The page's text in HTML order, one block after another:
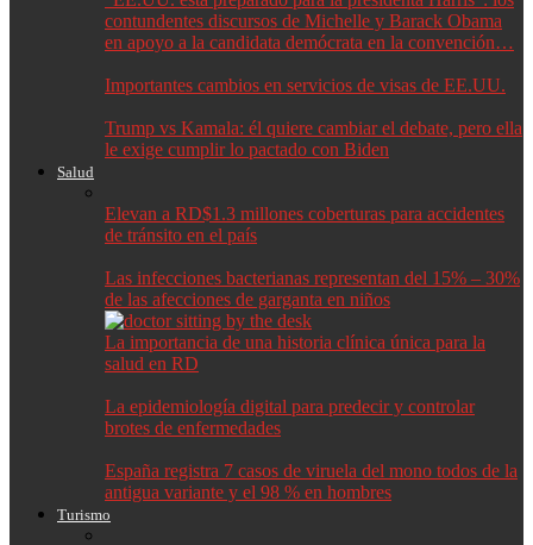
contundentes discursos de Michelle y Barack Obama
en apoyo a la candidata demócrata en la convención…
Importantes cambios en servicios de visas de EE.UU.
Trump vs Kamala: él quiere cambiar el debate, pero ella
le exige cumplir lo pactado con Biden
Salud
Elevan a RD$1.3 millones coberturas para accidentes
de tránsito en el país
Las infecciones bacterianas representan del 15% – 30%
de las afecciones de garganta en niños
La importancia de una historia clínica única para la
salud en RD
La epidemiología digital para predecir y controlar
brotes de enfermedades
España registra 7 casos de viruela del mono todos de la
antigua variante y el 98 % en hombres
Turismo